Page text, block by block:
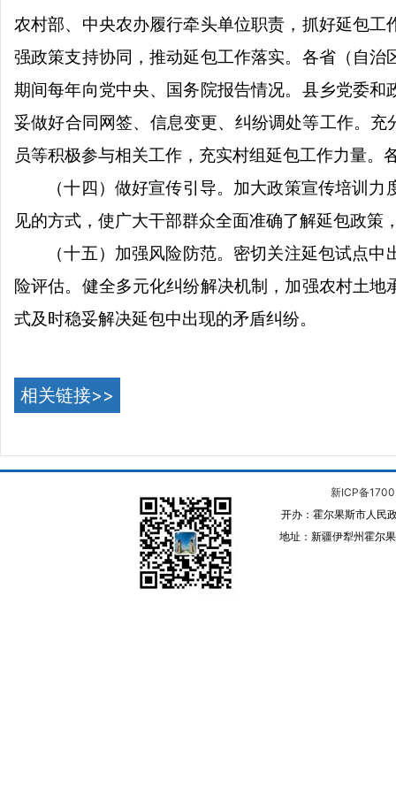
农村部、中央农办履行牵头单位职责，抓好延包
强政策支持协同，推动延包工作落实。各省（自
期间每年向党中央、国务院报告情况。县乡党委
妥做好合同网签、信息变更、纠纷调处等工作。
员等积极参与相关工作，充实村组延包工作力量。
（十四）做好宣传引导。加大政策宣传培训
见的方式，使广大干部群众全面准确了解延包政策
（十五）加强风险防范。密切关注延包试点
险评估。健全多元化纠纷解决机制，加强农村土
式及时稳妥解决延包中出现的矛盾纠纷。
相关链接>>
新ICP备
开办：霍尔果斯市人民
地址：新疆伊犁州霍